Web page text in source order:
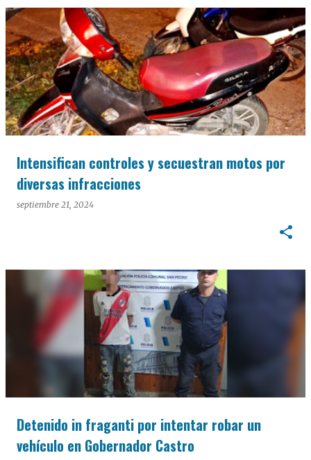
Intensifican controles y secuestran motos por
diversas infracciones
septiembre 21, 2024
Detenido in fraganti por intentar robar un
vehículo en Gobernador Castro